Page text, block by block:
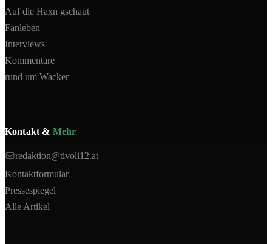
Auf die Haxn gschaut
Fanleben
Interviews
Kommentare
rund um Wacker
Kontakt & Mehr
redaktion@tivoli12.at
Kontaktformular
Pressespiegel
Alle Artikel